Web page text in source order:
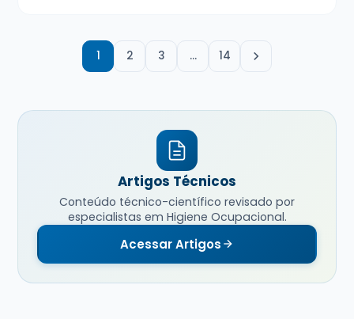
1 2 3 … 14
Artigos Técnicos
Conteúdo técnico-científico revisado por
especialistas em Higiene Ocupacional.
Acessar Artigos